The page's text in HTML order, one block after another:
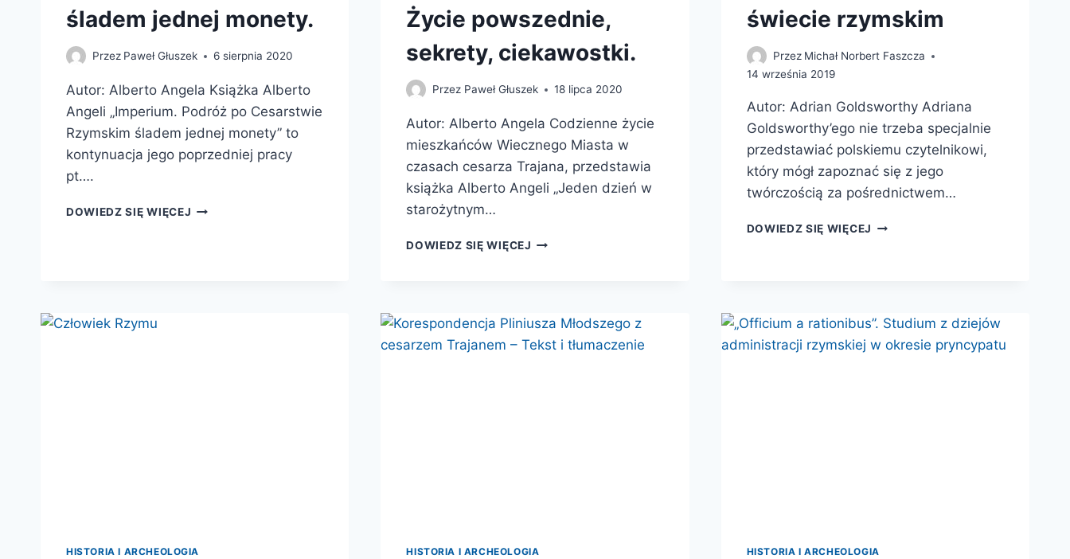
śladem jednej monety.
Przez Paweł Głuszek 6 sierpnia 2020
Autor: Alberto Angela Książka Alberto
Angeli „Imperium. Podróż po Cesarstwie
Rzymskim śladem jednej monety” to
kontynuacja jego poprzedniej pracy
pt….
DOWIEDZ SIĘ WIĘCEJ IMPERIUM.
Życie powszednie,
sekrety, ciekawostki.
Przez Paweł Głuszek 18 lipca 2020
Autor: Alberto Angela Codzienne życie
mieszkańców Wiecznego Miasta w
czasach cesarza Trajana, przedstawia
książka Alberto Angeli „Jeden dzień w
starożytnym…
DOWIEDZ SIĘ WIĘCEJ JEDEN
ŻYCIE
POWSZEDNIE,
świecie rzymskim
Przez Michał Norbert Faszcza
14 września 2019
Autor: Adrian Goldsworthy Adriana
Goldsworthy’ego nie trzeba specjalnie
przedstawiać polskiemu czytelnikowi,
który mógł zapoznać się z jego
twórczością za pośrednictwem…
DOWIEDZ SIĘ WIĘCEJ PAX
W
ŚWIECIE
HISTORIA I ARCHEOLOGIA HISTORIA I ARCHEOLOGIA HISTORIA I ARCHEOLOGIA